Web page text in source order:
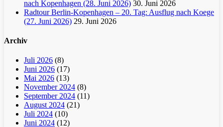
nach Kopenhagen (28. Juni 2026) 30. Juni 2026
Radtour Berlin-Kopenhagen – 20. Tag: Ausflug nach Koege
(27. Juni 2026) 29. Juni 2026
Archiv
Juli 2026 (8)
Juni 2026 (17)
Mai 2026 (13)
November 2024 (8)
September 2024 (11)
August 2024 (21)
Juli 2024 (10)
Juni 2024 (12)